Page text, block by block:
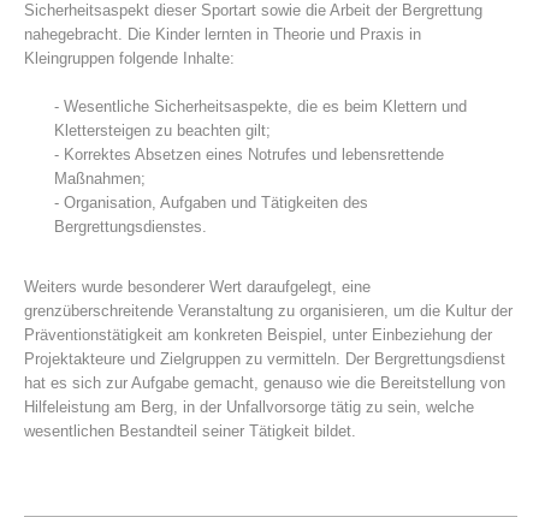
Bergrettungsstellen
Sicherheitsaspekt dieser Sportart sowie die Arbeit der Bergrettung
nahegebracht. Die Kinder lernten in Theorie und Praxis in
Kleingruppen folgende Inhalte:
- Wesentliche Sicherheitsaspekte, die es beim Klettern und
Klettersteigen zu beachten gilt;
- Korrektes Absetzen eines Notrufes und lebensrettende
Maßnahmen;
- Organisation, Aufgaben und Tätigkeiten des
Bergrettungsdienstes.
Weiters wurde besonderer Wert daraufgelegt, eine
grenzüberschreitende Veranstaltung zu organisieren, um die Kultur der
Präventionstätigkeit am konkreten Beispiel, unter Einbeziehung der
Projektakteure und Zielgruppen zu vermitteln. Der Bergrettungsdienst
hat es sich zur Aufgabe gemacht, genauso wie die Bereitstellung von
Hilfeleistung am Berg, in der Unfallvorsorge tätig zu sein, welche
wesentlichen Bestandteil seiner Tätigkeit bildet.